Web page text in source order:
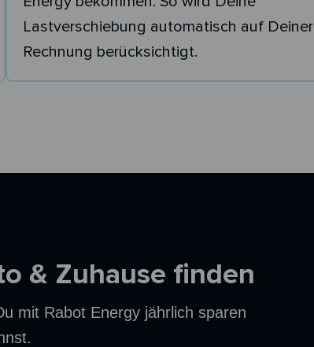
Lastverschiebung automatisch auf Deiner
Rechnung berücksichtigt.
& Zuhause finden
mit Rabot Energy jährlich sparen